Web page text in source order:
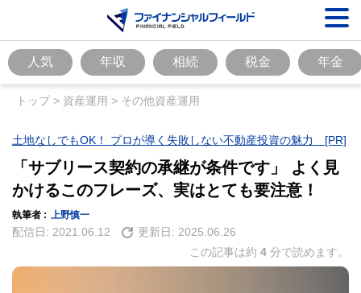
人気 年収 相続 税金 年金
トップ> 資産運用 > その他資産運用
土地なしでもOK！ プロが導く失敗しない不動産投資の魅力 [PR]
「サブリース契約の承継が条件です」 よく見
かけるこのフレーズ、実はとても要注意！
執筆者 : 上野慎一
配信日: 2021.06.12 更新日: 2025.06.26
この記事は約 4 分で読めます。